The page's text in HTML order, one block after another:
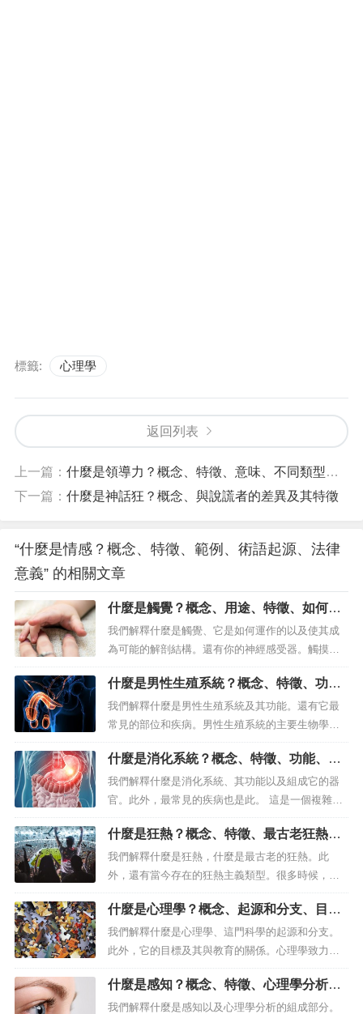
標籤: 心理學
返回列表
上一篇： 什麼是領導力？概念、特徵、意味、不同類型和例子
下一篇： 什麼是神話狂？概念、與說謊者的差異及其特徵
“什麼是情感？概念、特徵、範例、術語起源、法律
意義” 的相關文章
什麼是觸覺？概念、用途、特徵、如何運
作、解剖結構和神經感受器
我們解釋什麼是觸覺、它是如何運作的以及使其成
為可能的解剖結構。還有你的神經感受器。觸摸提
醒我們可能存在的危險，但也帶來愉悅的感覺。觸
覺是什麼？觸覺或觸覺被稱為人類（和許多其他動
物）可以感知周圍現實的五種感覺之一，特別是在
壓力、溫度、硬度和質地方面。在所有感官中，它
可能是研究起來最複雜的感官之一，因為...
什麼是男性生殖系統？概念、特徵、功
能、常見部位和疾病
我們解釋什麼是男性生殖系統及其功能。還有它最
常見的部位和疾病。男性生殖系統的主要生物學功
能是繁殖。什麼是男性生殖系統？當我們談論男性
生殖系統時，我們指的是一組內部和外部器官以及
它們之間的管道，它們允許男性發生性關係並最終
與女性繁殖。與女性生殖系統不同，男性生殖系統
大多在體外可見，並且具有產生大量精子...
什麼是消化系統？概念、特徵、功能、組
成器官和常見疾病
我們解釋什麼是消化系統、其功能以及組成它的器
官。此外，最常見的疾病也是此。 這是一個複雜的
機制，涉及身體的許多部位。 什麼是消化系統？ 負
責消化過程的一組器官稱為消化系統，即對食物進
行轉化，使其能夠被身體的所有細胞...
什麼是狂熱？概念、特徵、最古老狂熱和
主義類型
我們解釋什麼是狂熱，什麼是最古老的狂熱。此
外，還有當今存在的狂熱主義類型。很多時候，狂
熱衝破了理性的障礙。什麼是狂熱？狂熱主義是以
一種極其熱情的方式強烈追隨和捍衛一個人、教義
或宗教，從而失去了對狂熱的批判意識。後綴ism指
的是一種學說、一種特定的信仰。另一方面，「粉
絲」一詞指的是特定人或事物的相當熱...
什麼是心理學？概念、起源和分支、目標
及與教育關係
我們解釋什麼是心理學、這門科學的起源和分支。
此外，它的目標及其與教育的關係。心理學致力於
理解人類行為。什麼是心理學？心理學或心理學是
一門社會科學和一門學科，專注於分析和理解人類
行為以及個人和社會群體在特定時刻和情況下經歷
什麼是感知？概念、特徵、心理學分析組
成和感知階段
我們解釋什麼是感知以及心理學分析的組成部分。